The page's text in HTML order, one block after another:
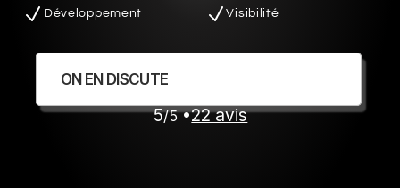
Développement Visibilité
ON EN DISCUTE
5/5 •22 avis